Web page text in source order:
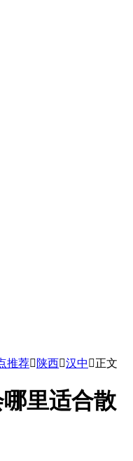
推荐 陕西汉中 正文
里适合散